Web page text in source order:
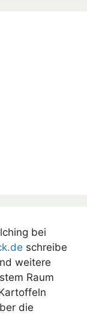
bei
schreibe
weitere
Raum
die